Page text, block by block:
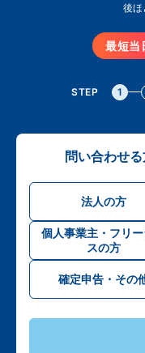
後ほ
最短当
STEP 1
問い合わせ
法人の方
個人事業主・フリ
スの方
確定申告・その